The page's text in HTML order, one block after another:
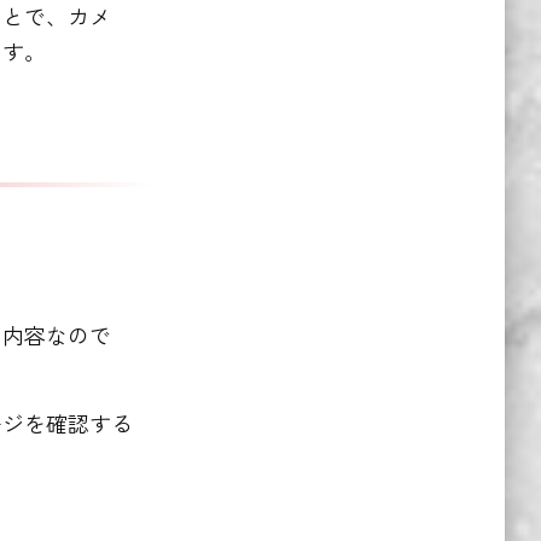
で、カメ
。
容なので
を確認する